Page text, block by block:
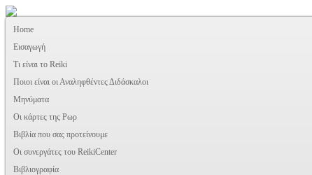
Home
Εισαγωγή
Τι είναι το Reiki
Ποιοι είναι οι Αναληφθέντες Διδάσκαλοι
Μηνύματα
Οι κάρτες της Ρωρ
Βιβλία που σας προτείνουμε
Oι συνεργάτες του ReikiCenter
Βιβλιογραφία